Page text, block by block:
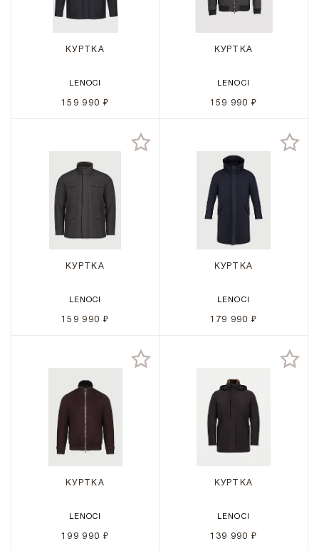
КУРТКА
LENOCI
159 990 ₽
КУРТКА
LENOCI
159 990 ₽
КУРТКА
LENOCI
159 990 ₽
КУРТКА
LENOCI
179 990 ₽
КУРТКА
LENOCI
199 990 ₽
КУРТКА
LENOCI
139 990 ₽